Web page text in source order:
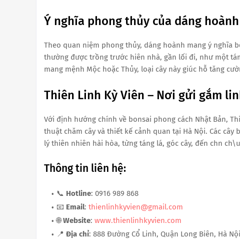
Ý nghĩa phong thủy của dáng hoành
Theo quan niệm phong thủy, dáng hoành mang ý nghĩa
thường được trồng trước hiên nhà, gần lối đi, như một
mang mệnh Mộc hoặc Thủy, loại cây này giúc hỗ tăng
Thiên Linh Kỳ Viên – Nơi gửi gắm
Với định hướng chính về bonsai phong cách Nhật Bản,
thuật chăm cây và thiết kế cảnh quan tại Hà Nội. Các
lý thiên nhiên hài hòa, từng táng lá, góc cây, đến chn
Thông tin liên hệ:
📞 Hotline: 0916 989 868
📧 Email: thienlinhkyvien@gmail.com
🌐Website: www.thienlinhkyvien.com
📍 Địa chỉ: 888 Đường Cổ Linh, Quận Long Biên, Hà